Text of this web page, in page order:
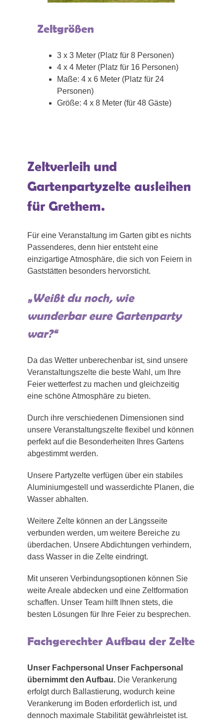
Zeltgrößen
3 x 3 Meter (Platz für 8 Personen)
4 x 4 Meter (Platz für 16 Personen)
Maße: 4 x 6 Meter (Platz für 24
Personen)
Größe: 4 x 8 Meter (für 48 Gäste)
Zeltverleih und
Gartenpartyzelte ausleihen
für Grethem.
Für eine Veranstaltung im Garten gibt es nichts
Passenderes, denn hier entsteht eine
einzigartige Atmosphäre, die sich von Feiern in
Gaststätten besonders hervorsticht.
„Weißt du noch, wie
wunderbar eure Gartenparty
war?“
Da das Wetter unberechenbar ist, sind unsere
Veranstaltungszelte die beste Wahl, um Ihre
Feier wetterfest zu machen und gleichzeitig
eine schöne Atmosphäre zu bieten.
Durch ihre verschiedenen Dimensionen sind
unsere Veranstaltungszelte flexibel und können
perfekt auf die Besonderheiten Ihres Gartens
abgestimmt werden.
Unsere Partyzelte verfügen über ein stabiles
Aluminiumgestell und wasserdichte Planen, die
Wasser abhalten.
Weitere Zelte können an der Längsseite
verbunden werden, um weitere Bereiche zu
überdachen. Unsere Abdichtungen verhindern,
dass Wasser in die Zelte eindringt.
Mit unseren Verbindungsoptionen können Sie
weite Areale abdecken und eine Zeltformation
schaffen. Unser Team hilft Ihnen stets, die
besten Lösungen für Ihre Feier zu besprechen.
Fachgerechter Aufbau der Zelte
Unser Fachpersonal Unser Fachpersonal
übernimmt den Aufbau. Die Verankerung
erfolgt durch Ballastierung, wodurch keine
Verankerung im Boden erforderlich ist, und
dennoch maximale Stabilität gewährleistet ist.